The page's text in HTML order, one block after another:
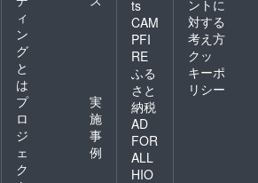
ィ
ン
グ
と
は
プ
ロ
ジ
ェ
ク
実
施
事
例
ts
CAM
PFI
RE
ふる
さと
納税
AD
FOR
ALL
HIO
ントに
対する
考え方
クッ
キーポ
リシー